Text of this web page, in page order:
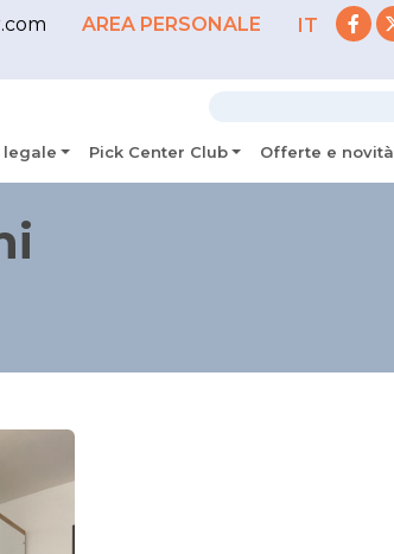
AREA PERSONALE IT
legale Pick Center Club Offerte e novità